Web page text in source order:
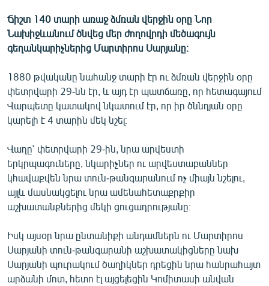
ԲԱՆԱՎԵՃ
ՁԳՏԵԼՈՎ ԼԱՎԱԳՈՒՅՆԻՆ
Հայերեն
English
Русский
ՀԵՏԵՎԵՔ ՄԵԶ
«Ազատության» բոլոր կայքերը
Ճիշտ 140 տարի առաջ ձմռան վերջին օրը Նոր
Նախիջևանում ծնվեց մեր ժողովրդի մեծագույն
գեղանկարիչներից Մարտիրոս Սարյանը։
1880 թվականը նահանջ տարի էր ու ձմռան վերջին օրը
փետրվարի 29-նն էր, և այդ էր պատճառը, որ հետագայում
Վարպետը կատակով նկատում էր, որ իր ծննդյան օրը
կարելի է 4 տարին մեկ նշել։
Վաղը՝ փետրվարի 29-ին, նրա արվեստի
երկրպագուները, նկարիչներ ու արվեստաբաններ
կհավաքվեն նրա տուն-թանգարանում ոչ միայն նշելու,
այլև մասնակցելու նրա ամենահետաքրքիր
աշխատանքներից մեկի ցուցադրությանը։
Իսկ այսօր նրա ընտանիքի անդամներն ու Մարտիրոս
Սարյանի տուն-թանգարանի աշխատակիցները նախ
Սարյանի պուրակում ծաղիկներ դրեցին նրա հանրահայտ
արձանի մոտ, հետո էլ այցելեցին Կոմիտասի անվան